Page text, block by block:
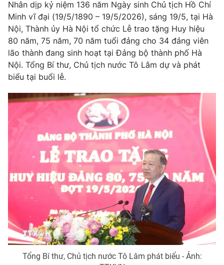
Hitech Công nghệ tương lai
Sản phẩm
Thị trường
Tư vấn
Giao lưu trực tuyến
Lịch phát sóng
Chuyên mục khác
Emagazine Podcast
Photo Infographic
Shorts video
VTV Money VTV Thể thao
VTV Sức khoẻ Bất động sản
Thị trường 24h Tấm lòng Việt
Nhân dịp kỷ niệm 136 năm Ngày sinh Chủ tịch Hồ Chí
Minh vĩ đại (19/5/1890 – 19/5/2026), sáng 19/5, tại Hà
Nội, Thành ủy Hà Nội tổ chức Lễ trao tặng Huy hiệu
80 năm, 75 năm, 70 năm tuổi đảng cho 34 đảng viên
lão thành đang sinh hoạt tại Đảng bộ thành phố Hà
Nội. Tổng Bí thư, Chủ tịch nước Tô Lâm dự và phát
biểu tại buổi lễ.
Tổng Bí thư, Chủ tịch nước Tô Lâm phát biểu - Ảnh: